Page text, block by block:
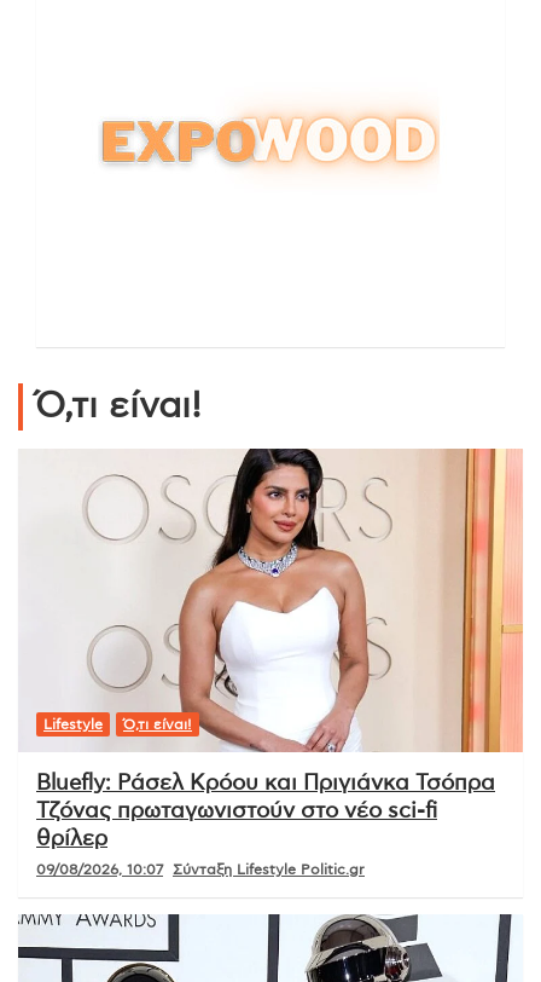
Ό,τι είναι!
Lifestyle Ό,τι είναι!
Bluefly: Ράσελ Κρόου και Πριγιάνκα Τσόπρα
Τζόνας πρωταγωνιστούν στο νέο sci-fi
θρίλερ
09/08/2026, 10:07 Σύνταξη Lifestyle Politic.gr